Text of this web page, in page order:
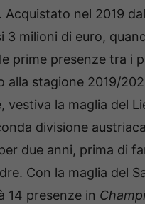
Acquistato nel 2019
3 milioni di euro,
prime presenze tra i
alla stagione 2019/
vestiva la maglia del
divisione
due anni, prima di
Con la maglia del
14 presenze in